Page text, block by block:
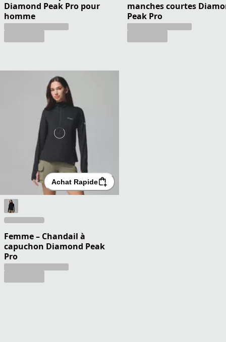
Diamond Peak Pro pour
homme
manches courtes
Peak Pro
Achat Rapide
Femme – Chandail à
capuchon Diamond Peak
Pro